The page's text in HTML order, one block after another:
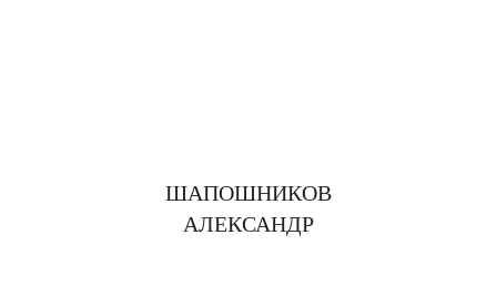
ШАПОШНИКОВ
АЛЕКСАНДР